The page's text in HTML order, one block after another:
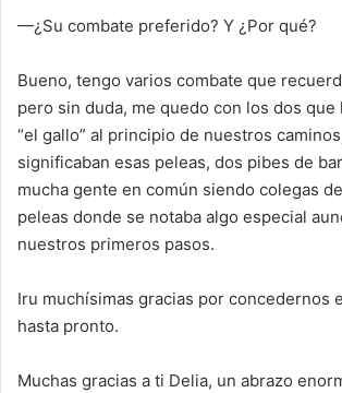
—¿Su combate preferido? Y ¿Por qué?
Bueno, tengo varios combate que
pero sin duda, me quedo con los dos que
“el gallo” al principio de nuestros
significaban esas peleas, dos pibes de
mucha gente en común siendo colegas
peleas donde se notaba algo especial
nuestros primeros pasos.
Iru muchísimas gracias por concedernos
hasta pronto.
Muchas gracias a ti Delia, un abrazo